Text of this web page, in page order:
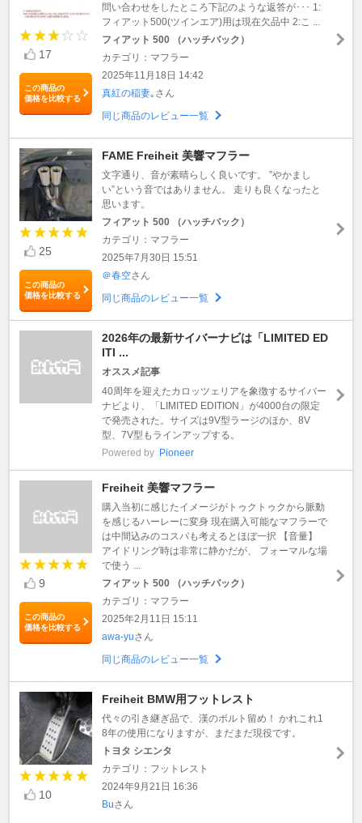
17
この商品の
価格を比較する
問い合わせをしたところ下記のような返答が･･･ 1:
フィアット500(ツインエア)用は現在欠品中 2:こ ...
フィアット 500 （ハッチバック）
カテゴリ：マフラー
2025年11月18日 14:42
真紅の稲妻｡ さん
同じ商品のレビュー一覧
25
この商品の
価格を比較する
FAME Freiheit 美響マフラー
文字通り、音が素晴らしく良いです。 ”やかまし
い”という音ではありません。 走りも良くなったと
思います。
フィアット 500 （ハッチバック）
カテゴリ：マフラー
2025年7月30日 15:51
＠春空さん
同じ商品のレビュー一覧
2026年の最新サイバーナビは「LIMITED ED
ITI ...
オススメ記事
40周年を迎えたカロッツェリアを象徴するサイバー
ナビより、「LIMITED EDITION」が4000台の限定
で発売された。サイズは9V型ラージのほか、8V
型、7V型もラインアップする。
Powered by Pioneer
9
この商品の
価格を比較する
Freiheit 美響マフラー
購入当初に感じたイメージがトゥクトゥクから脈動
を感じるハーレーに変身 現在購入可能なマフラーで
は中間込みのコスパも考えるとほぼ一択 【音量】
アイドリング時は非常に静かだが、 フォーマルな場
で使う ...
フィアット 500 （ハッチバック）
カテゴリ：マフラー
2025年2月11日 15:11
awa-yuさん
同じ商品のレビュー一覧
10
Freiheit BMW用フットレスト
代々の引き継ぎ品で、漢のボルト留め！ かれこれ1
8年の使用になりますが、まだまだ現役です。
トヨタ シエンタ
カテゴリ：フットレスト
2024年9月21日 16:36
Buさん